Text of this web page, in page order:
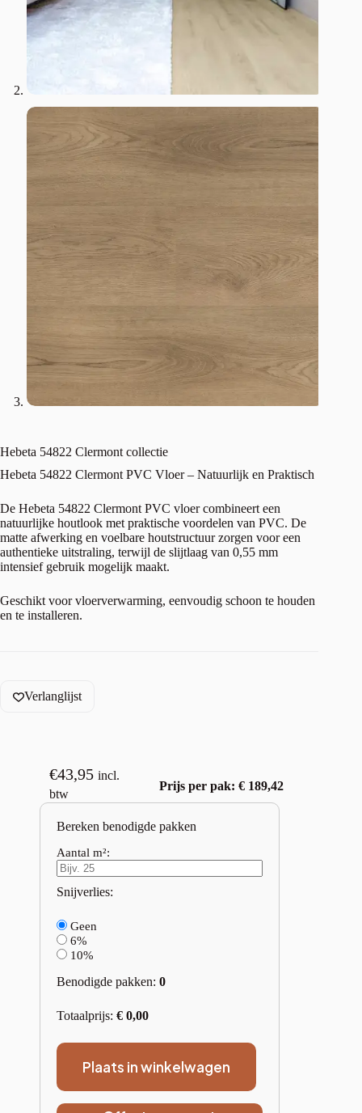
Hebeta 54822 Clermont collectie
Hebeta 54822 Clermont PVC Vloer – Natuurlijk en Praktisch
De Hebeta 54822 Clermont PVC vloer combineert een
natuurlijke houtlook met praktische voordelen van PVC. De
matte afwerking en voelbare houtstructuur zorgen voor een
authentieke uitstraling, terwijl de slijtlaag van 0,55 mm
intensief gebruik mogelijk maakt.
Geschikt voor vloerverwarming, eenvoudig schoon te houden
en te installeren.
Verlanglijst
€43,95 incl.
btw
Prijs per pak: € 189,42
Bereken benodigde pakken
Aantal m²:
Snijverlies:
Geen
6%
10%
Benodigde pakken: 0
Totaalprijs: € 0,00
Plaats in winkelwagen